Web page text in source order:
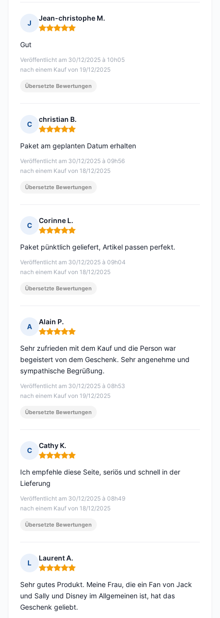
J
Jean-christophe M.
Hinweis: 5 von 5
Veröffentlicht am 30/12/2025 à 10h05
nach einem Kauf von 19/12/2025
Gut
Übersetzte Bewertungen
C
christian B.
Hinweis: 5 von 5
Veröffentlicht am 30/12/2025 à 09h56
nach einem Kauf von 18/12/2025
Paket am geplanten Datum erhalten
Übersetzte Bewertungen
C
Corinne L.
Hinweis: 5 von 5
Veröffentlicht am 30/12/2025 à 09h04
nach einem Kauf von 18/12/2025
Paket pünktlich geliefert, Artikel passen perfekt.
Übersetzte Bewertungen
A
Alain P.
Hinweis: 5 von 5
Veröffentlicht am 30/12/2025 à 08h53
nach einem Kauf von 19/12/2025
Sehr zufrieden mit dem Kauf und die Person war
begeistert von dem Geschenk. Sehr angenehme und
sympathische Begrüßung.
Übersetzte Bewertungen
C
Cathy K.
Hinweis: 5 von 5
Veröffentlicht am 30/12/2025 à 08h49
nach einem Kauf von 18/12/2025
Ich empfehle diese Seite, seriös und schnell in der
Lieferung
Übersetzte Bewertungen
L
Laurent A.
Hinweis: 5 von 5
Sehr gutes Produkt. Meine Frau, die ein Fan von Jack
und Sally und Disney im Allgemeinen ist, hat das
Geschenk geliebt.